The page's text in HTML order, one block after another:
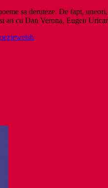
sa deruteze. De fapt,
an cu Dan Verona, Eugen
welsh